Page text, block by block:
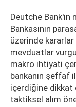
Deutche
Bankasının
üzerinde kararlar
mevduatlar
makro ihtiyati
bankanın şeffaf
içerdiğine dikkat
taktiksel alım